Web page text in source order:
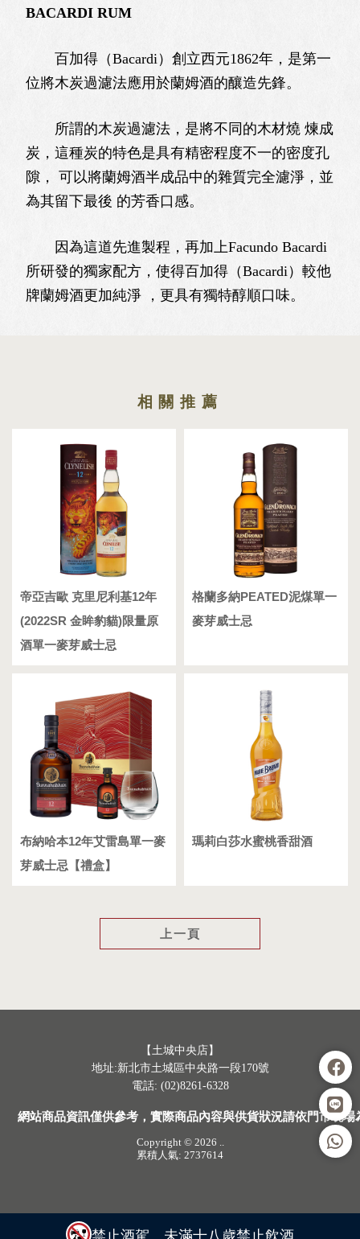
BACARDI RUM
百加得（Bacardi）創立西元1862年，是第一
位將木炭過濾法應用於蘭姆酒的釀造先鋒。
所謂的木炭過濾法，是將不同的木材燒 煉成
炭，這種炭的特色是具有精密程度不一的密度孔
隙， 可以將蘭姆酒半成品中的雜質完全濾淨，並
為其留下最後 的芳香口感。
因為這道先進製程，再加上Facundo Bacardi
所研發的獨家配方，使得百加得（Bacardi）較他
牌蘭姆酒更加純淨 ，更具有獨特醇順口味。
帝亞吉歐 克里尼利基12年
(2022SR 金眸豹貓)限量原
酒單一麥芽威士忌
格蘭多納PEATED泥煤單一
麥芽威士忌
布納哈本12年艾雷島單一麥
芽威士忌【禮盒】
瑪莉白莎水蜜桃香甜酒
上一頁
禁止酒駕、未滿十八歲禁止飲酒
【土城中央店】
地址:新北市土城區中央路一段170號
電話: (02)8261-6328
網站商品資訊僅供參考，實際商品內容與供貨狀況請依門市現場
Copyright © 2026
累積人氣: 2737614